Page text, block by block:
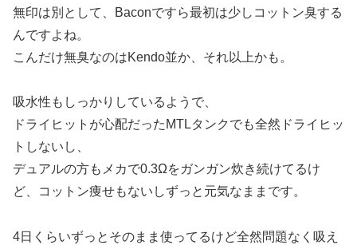
無印は別として、Baconですら最初は少しコットン臭する
んですよね。
こんだけ無臭なのはKendo並か、それ以上かも。
吸水性もしっかりしているようで、
ドライヒットが心配だったMTLタンクでも全然ドライヒッ
トしないし、
デュアルの方もメカで0.3Ωをガンガン炊き続けてるけ
ど、コットン痩せもないしずっと元気なままです。
4日くらいずっとそのまま使ってるけど全然問題なく吸え